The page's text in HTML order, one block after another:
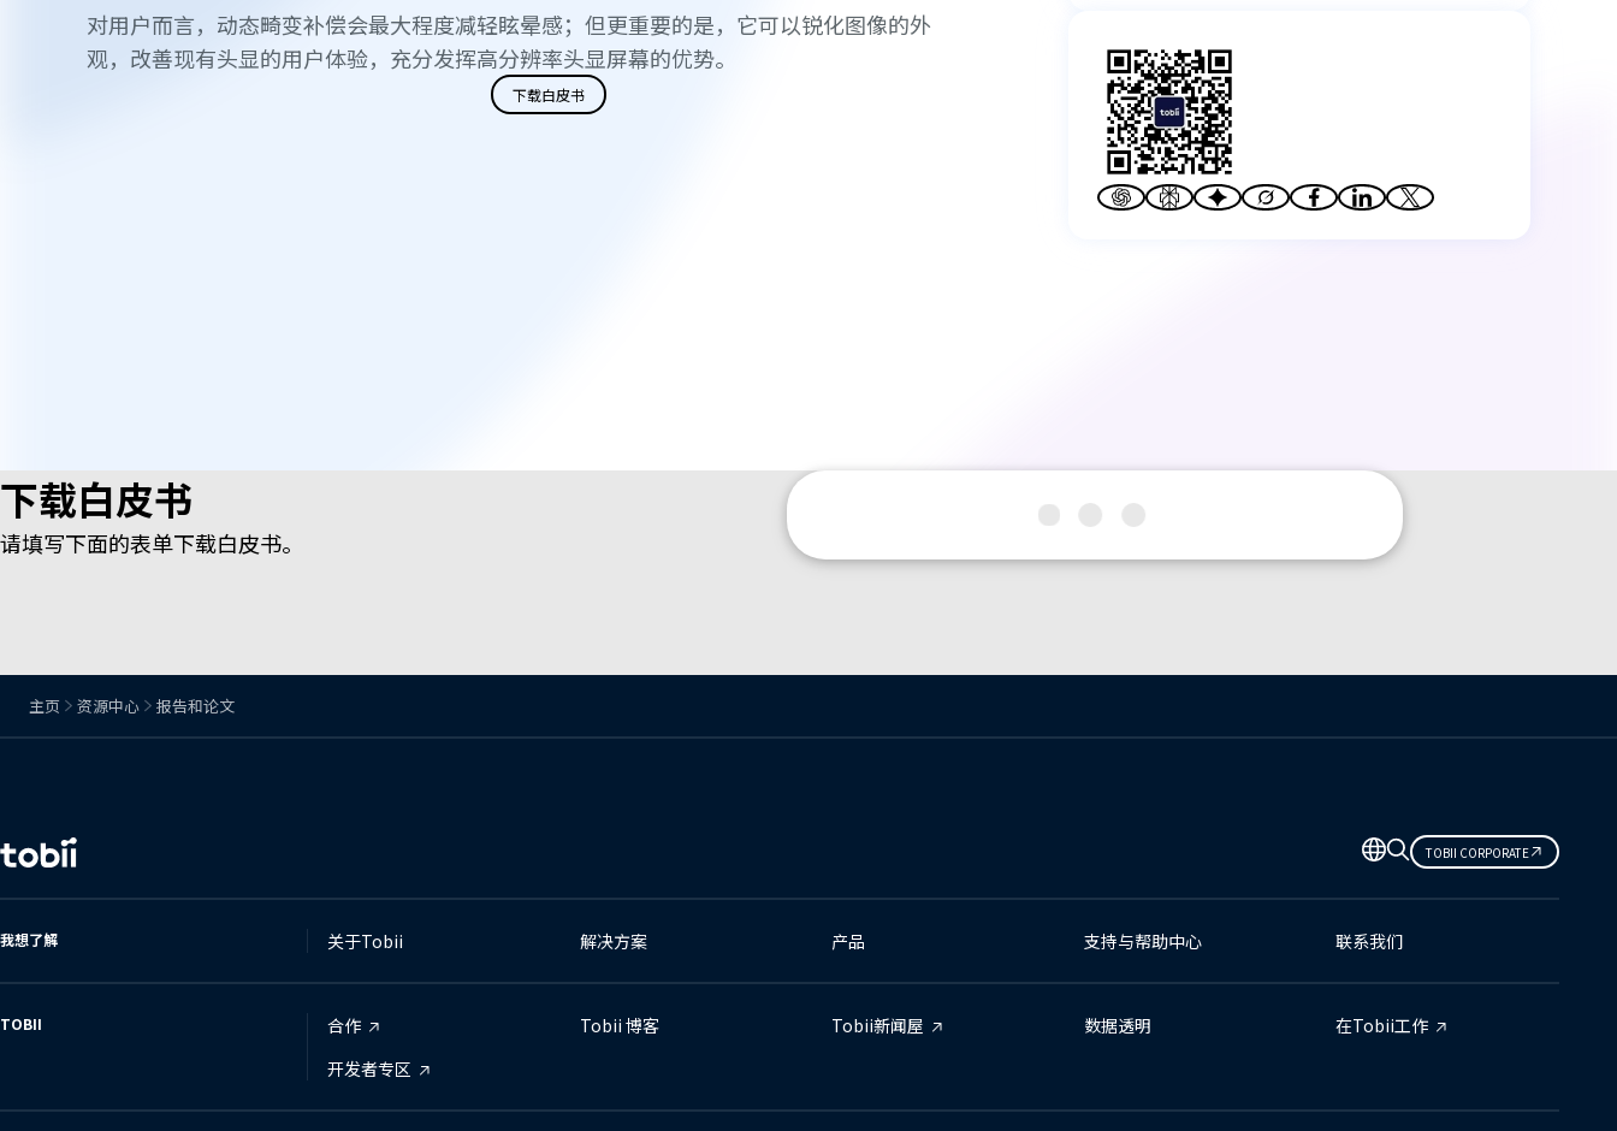
对用户而言，动态畸变补偿会最大程度减轻眩晕感；但更重要的是，它可以锐化图像的外
观，改善现有头显的用户体验，充分发挥高分辨率头显屏幕的优势。
下载白皮书
下载白皮书
请填写下面的表单下载白皮书。
主页 资源中心 报告和论文
更
改
语
TOBII CORPORATE
我想了解 关于Tobii 解决方案 产品 支持与帮助中心 联系我们
TOBII 合作 Tobii 博客 Tobii新闻屋 数据透明
在Tobii工作
开发者专区